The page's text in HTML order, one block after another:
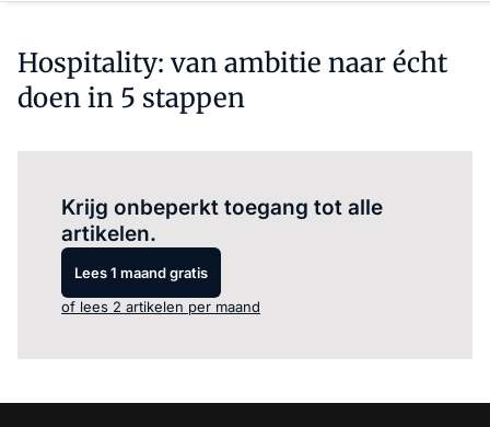
Hospitality: van ambitie naar écht
doen in 5 stappen
Krijg onbeperkt toegang tot alle
artikelen.
Lees 1 maand gratis
of lees 2 artikelen per maand